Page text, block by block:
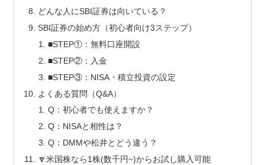
どんな人にSBI証券は向いている？
SBI証券の始め方（初心者向け3ステップ）
■STEP①：無料口座開設
■STEP②：入金
■STEP③：NISA・積立投資の設定
よくある質問（Q&A）
Q：初心者でも使えますか？
Q：NISAと相性は？
Q：DMMや松井とどう違う？
🔽米国株なら1株(数千円~)からお試し購入可能